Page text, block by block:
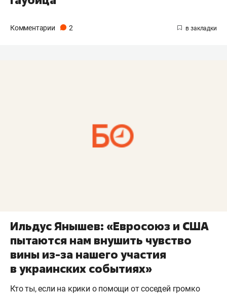
Комментарии 2
Ильдус Янышев: «Евросоюз и США
пытаются нам внушить чувство
вины из-за нашего участия
в украинских событиях»
Кто ты, если на крики о помощи от соседей громко